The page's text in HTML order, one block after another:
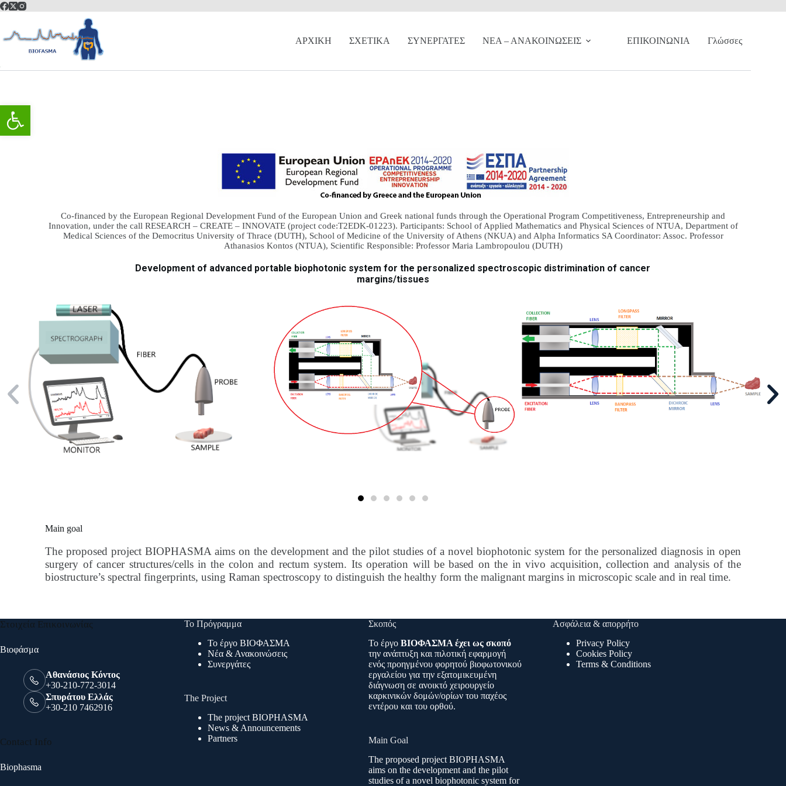
Ανοίξτε τη γραμμή εργαλείων
ΑΡΧΙΚΗ ΣΧΕΤΙΚΑ ΣΥΝΕΡΓΑΤΕΣ ΝΕΑ – ΑΝΑΚΟΙΝΩΣΕΙΣ ΕΠΙΚΟΙΝΩΝΙΑ Γλώσσες
HOME
Co‐financed by the European Regional Development Fund of the European Union and Greek national funds through the Operational Program Competitiveness, Entrepreneurship and
Innovation, under the call RESEARCH – CREATE – INNOVATE (project code:Τ2EDK-01223). Participants: School of Applied Mathematics and Physical Sciences of NTUA, Department of
Medical Sciences of the Democritus University of Thrace (DUTH), School of Medicine of the University of Athens (NKUA) and Alpha Informatics SA Coordinator: Assoc. Professor
Athanasios Kontos (NTUA), Scientific Responsible: Professor Maria Lambropoulou (DUTH)
Development of advanced portable biophotonic system for the personalized spectroscopic distrimination of cancer
margins/tissues
Main goal
The proposed project BIOPHASMA aims on the development and the pilot studies of a novel biophotonic system for the personalized diagnosis in open
surgery of cancer structures/cells in the colon and rectum system. Its operation will be based on the in vivo acquisition, collection and analysis of the
biostructure’s spectral fingerprints, using Raman spectroscopy to distinguish the healthy form the malignant margins in microscopic scale and in real time.
Στοιχεία Επικοινωνίας
Βιοφάσμα
Αθανάσιος Κόντος
+30-210-772-3014
Σπυράτου Ελλάς
+30-210 7462916
Contact Info
Biophasma
Το Πρόγραμμα
Το έργο ΒΙΟΦΑΣΜΑ
Νέα & Ανακοινώσεις
Συνεργάτες
The Project
The project BIOPHASMA
News & Announcements
Partners
Σκοπός
Το έργο ΒΙΟΦΑΣΜΑ έχει ως σκοπό
την ανάπτυξη και πιλοτική εφαρμογή
ενός προηγμένου φορητού βιοφωτονικού
εργαλείου για την εξατομικευμένη
διάγνωση σε ανοικτό χειρουργείο
καρκινικών δομών/ορίων του παχέος
εντέρου και του ορθού.
Main Goal
The proposed project BIOPHASMA
aims on the development and the pilot
studies of a novel biophotonic system for
Ασφάλεια & απορρήτο
Privacy Policy
Cookies Policy
Terms & Conditions